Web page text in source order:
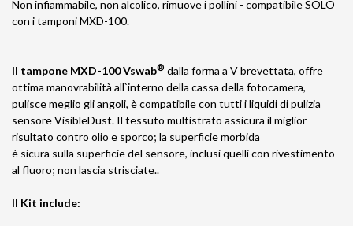
Non infiammabile, non alcolico, rimuove i pollini - compatibile SOLO
con i tamponi MXD-100.
Il tampone MXD-100 Vswab® dalla forma a V brevettata, offre
ottima manovrabilità all`interno della cassa della fotocamera,
pulisce meglio gli angoli, è compatibile con tutti i liquidi di pulizia
sensore VisibleDust. Il tessuto multistrato assicura il miglior
risultato contro olio e sporco; la superficie morbida
è sicura sulla superficie del sensore, inclusi quelli con rivestimento
al fluoro; non lascia strisciate..
Il Kit include: